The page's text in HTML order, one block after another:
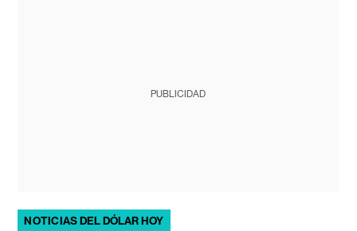
PUBLICIDAD
NOTICIAS DEL DÓLAR HOY